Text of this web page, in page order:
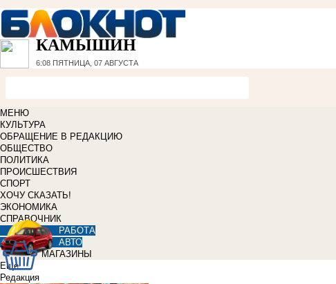
КАМЫШИН
6:08 ПЯТНИЦА, 07 АВГУСТА
МЕНЮ
КУЛЬТУРА
ОБРАЩЕНИЕ В РЕДАКЦИЮ
ОБЩЕСТВО
ПОЛИТИКА
ПРОИСШЕСТВИЯ
СПОРТ
ХОЧУ СКАЗАТЬ!
ЭКОНОМИКА
СПРАВОЧНИК
РАБОТА
АВТО
МАГАЗИНЫ
Еще
Редакция